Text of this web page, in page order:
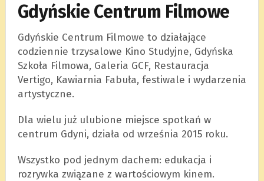
Gdyńskie Centrum Filmowe
Gdyńskie Centrum Filmowe to działające
codziennie trzysalowe Kino Studyjne, Gdyńska
Szkoła Filmowa, Galeria GCF, Restauracja
Vertigo, Kawiarnia Fabuła, festiwale i wydarzenia
artystyczne.
Dla wielu już ulubione miejsce spotkań w
centrum Gdyni, działa od września 2015 roku.
Wszystko pod jednym dachem: edukacja i
rozrywka związane z wartościowym kinem.